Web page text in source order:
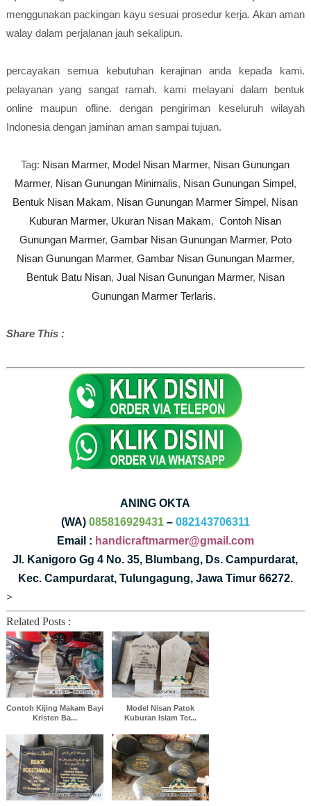
menggunakan packingan kayu sesuai prosedur kerja. Akan aman
walay dalam perjalanan jauh sekalipun.
percayakan semua kebutuhan kerajinan anda kepada kami.
pelayanan yang sangat ramah. kami melayani dalam bentuk
online maupun ofline. dengan pengiriman keseluruh wilayah
Indonesia dengan jaminan aman sampai tujuan.
Tag: Nisan Marmer, Model Nisan Marmer, Nisan Gunungan
Marmer, Nisan Gunungan Minimalis, Nisan Gunungan Simpel,
Bentuk Nisan Makam, Nisan Gunungan Marmer Simpel, Nisan
Kuburan Marmer, Ukuran Nisan Makam, Contoh Nisan
Gunungan Marmer, Gambar Nisan Gunungan Marmer, Poto
Nisan Gunungan Marmer, Gambar Nisan Gunungan Marmer,
Bentuk Batu Nisan, Jual Nisan Gunungan Marmer, Nisan
Gunungan Marmer Terlaris.
Share This :
ANING OKTA
(WA) 085816929431– 082143706311
Email : handicraftmarmer@gmail.com
Jl. Kanigoro Gg 4 No. 35, Blumbang, Ds. Campurdarat,
Kec. Campurdarat, Tulungagung, Jawa Timur 66272.
>
Related Posts :
Contoh Kijing Makam Bayi
Kristen Ba...
Model Nisan Patok
Kuburan Islam Ter...